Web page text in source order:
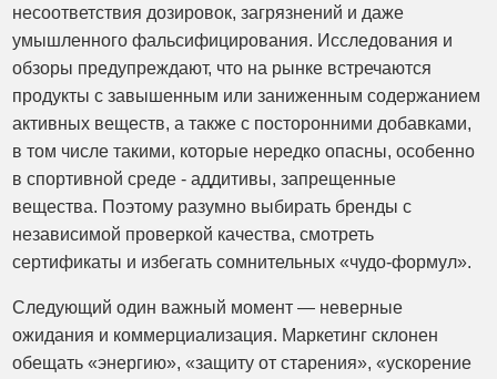
несоответствия дозировок, загрязнений и даже
умышленного фальсифицирования. Исследования и
обзоры предупреждают, что на рынке встречаются
продукты с завышенным или заниженным содержанием
активных веществ, а также с посторонними добавками,
в том числе такими, которые нередко опасны, особенно
в спортивной среде - аддитивы, запрещенные
вещества. Поэтому разумно выбирать бренды с
независимой проверкой качества, смотреть
сертификаты и избегать сомнительных «чудо-формул».
Следующий один важный момент — неверные
ожидания и коммерциализация. Маркетинг склонен
обещать «энергию», «защиту от старения», «ускорение